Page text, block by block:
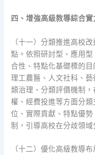
四、增強高級教導綜合
（十一）分類推進高校
點。依照研討型、應用
合性、特點化基礎標的
理工農醫、人文社科、
類治理、分類評價機制
權、經費投進等方面分
位、實際貢獻、特點優
制，引導高校在分歧領
（十二）優化高級教導